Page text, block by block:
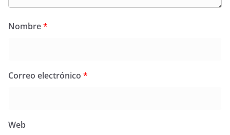
Nombre*
Correo electrónico *
Web